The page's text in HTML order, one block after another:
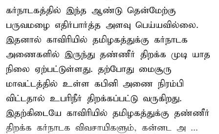
கர்நாடகத்தில் இந்த ஆண்டு தென்மேற்கு
பருவமழை எதிர்பார்த்த அளவு பெய்யவில்லை.
இதனால் காவிரியில் தமிழகத்துக்கு கர்நாடக
அணைகளில் இருந்து தண்ணீர் திறக்க முடி யாத
நிலை ஏற்பட்டுள்ளது. தற்போது மைசூரு
மாவட்டத்தில் உள்ள கபினி அணை நிரம்பி
விட்டதால் உபரிநீர் திறக்கப்பட்டு வருகிறது.
இதற்கிடையே காவிரியில் தமிழகத்துக்கு தண்ணீர்
திறக்க கர்நாடக விவசாயிகளும், கன்னட அ ...